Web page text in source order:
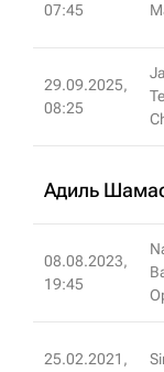
07:45
29.09.2025,
08:25
Адиль
08.08.2023,
19:45
25.02.2021,